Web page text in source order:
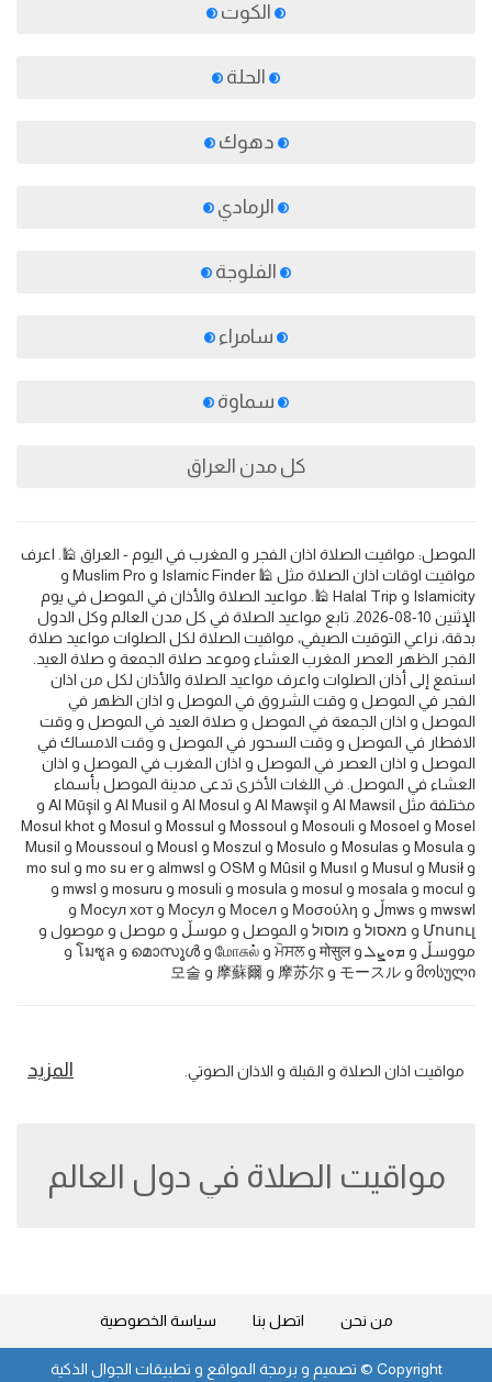
الكوت
الحلة
دهوك
الرمادي
الفلوجة
سامراء
سماوة
كل مدن العراق
الموصل: مواقيت الصلاة اذان الفجر و المغرب في اليوم - العراق 🕌. اعرف
مواقيت اوقات اذان الصلاة مثل 🕌 Islamic Finder و Muslim Pro و
Islamicity و Halal Trip 🕌. مواعيد الصلاة والأذان في الموصل في يوم
الإثنين 10-08-2026. تابع مواعيد الصلاة في كل مدن العالم وكل الدول
بدقة، نراعي التوقيت الصيفي، مواقيت الصلاة لكل الصلوات مواعيد صلاة
الفجر الظهر العصر المغرب العشاء وموعد صلاة الجمعة و صلاة العيد.
استمع إلى أذان الصلوات واعرف مواعيد الصلاة والأذان لكل من اذان
الفجر في الموصل و وقت الشروق في الموصل و اذان الظهر في
الموصل و اذان الجمعة في الموصل و صلاة العيد في الموصل و وقت
الافطار في الموصل و وقت السحور في الموصل و وقت الامساك في
الموصل و اذان العصر في الموصل و اذان المغرب في الموصل و اذان
العشاء في الموصل. في اللغات الأخرى تدعى مدينة الموصل بأسماء
مختلفة مثل Al Mawsil و Al Mawşil و Al Mosul و Al Musil و Al Mūşil و
Mosel و Mosoel و Mosouli و Mossoul و Mossul و Mosul و Mosul khot
و Mosula و Mosulas و Mosulo و Moszul و Mousl و Moussoul و Musil
و Musił و Musul و Musıl و Mûsil و OSM و almwsl و mo su er و mo sul
و mocul و mosala و mosul و mosula و mosuli و mosuru و mwsl و
mwswl و mwsڵ و Μοσούλη و Мосeл و Мосул و Мосул хот و
Մոսուլ و מאסול و מוסול و الموصل و موسڵ و موصل و موصول و
مووسڵ و ܡܘܨܠ و मोसुल و ਮੋਸਲ و மோசுல் و മൊസൂൾ و โมซูล و
მოსული و モースル و 摩苏尔 و 摩蘇爾 و 모술
مواقيت اذان الصلاة و القبلة و الاذان الصوتي. المزيد
مواقيت الصلاة في دول العالم
من نحن اتصل بنا سياسة الخصوصية
Copyright © تصميم و برمجة المواقع و تطبيقات الجوال الذكية